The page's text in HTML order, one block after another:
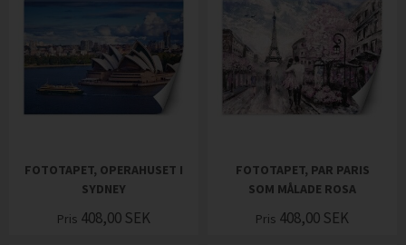
FOTOTAPET, OPERAHUSET I
SYDNEY
Pris 408,00 SEK
FOTOTAPET, PAR PARIS
SOM MÅLADE ROSA
Pris 408,00 SEK